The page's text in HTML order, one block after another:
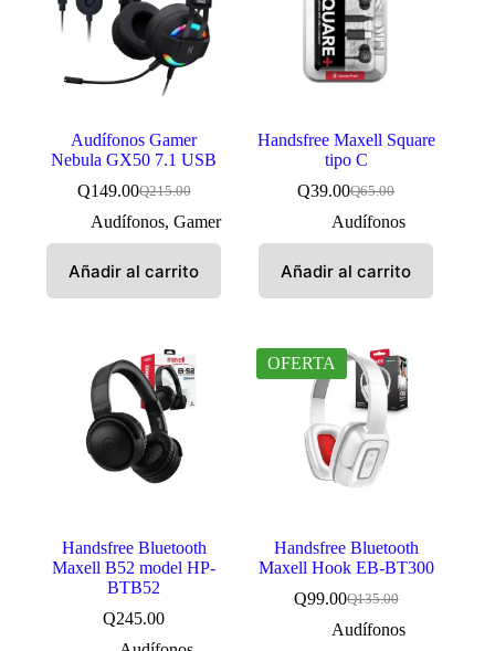
Audífonos Gamer
Nebula GX50 7.1 USB
Q215.00
El
precio
original
Q215.00.
Q149.00El
precio
actual
Q149.00.
Audífonos,Gamer
Añadir al carrito
Handsfree Maxell Square
tipo C
Q65.00
El
precio
original
Q65.00.
Q39.00El
precio
actual
Q39.00.
Audífonos
Añadir al carrito
Handsfree Bluetooth
Maxell B52 model HP-
BTB52
Q245.00
OFERTA
Handsfree Bluetooth
Maxell Hook EB-BT300
Q135.00
El
precio
Q99.00El
precio
Audífonos